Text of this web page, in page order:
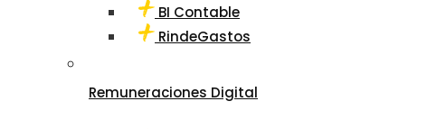
BI Contable
RindeGastos
Remuneraciones Digital